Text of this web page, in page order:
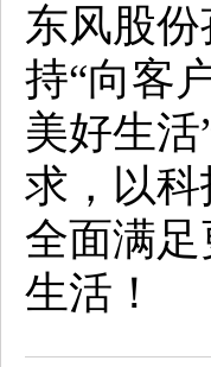
东风股
持“向客
美好生
求，以
全面满
生活！